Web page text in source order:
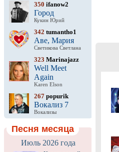
350 ifanow2
Город
Кукин Юрий
342 tumantho1
Аве, Мария
Светикова Светлана
323 Marinajazz
Well Meet
Again
Karen Elson
267 popurik
Вокализ 7
Вокализы
Песня месяца
Июль 2026 года